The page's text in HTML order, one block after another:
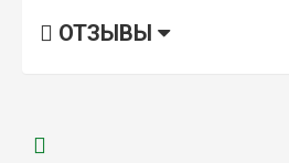
ОТЗЫВЫ